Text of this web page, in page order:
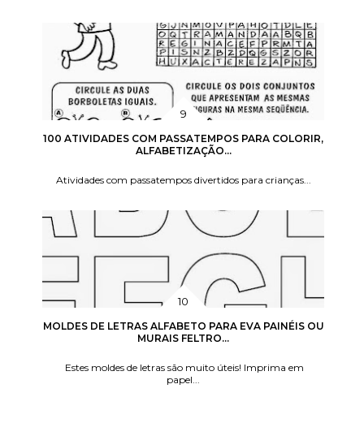
100 ATIVIDADES COM PASSATEMPOS PARA COLORIR,
ALFABETIZAÇÃO...
Atividades com passatempos divertidos para crianças...
MOLDES DE LETRAS ALFABETO PARA EVA PAINÉIS OU
MURAIS FELTRO...
Estes moldes de letras são muito úteis! Imprima em
papel...